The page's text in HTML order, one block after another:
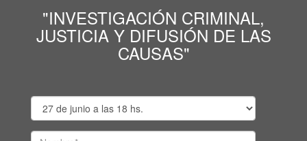
"INVESTIGACIÓN CRIMINAL,
JUSTICIA Y DIFUSIÓN DE LAS
CAUSAS"